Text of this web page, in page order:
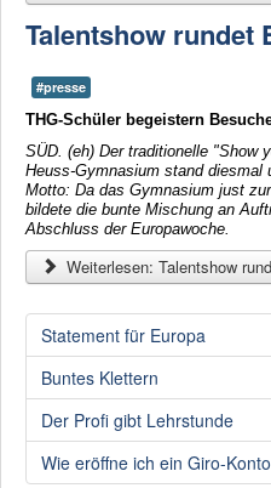
Talentshow rundet
#presse
THG-Schüler begeistern
SÜD. (eh) Der traditionelle "Show
Heuss-Gymnasium stand diesmal
Motto: Da das Gymnasium just
bildete die bunte Mischung an
Abschluss der Europawoche.
Weiterlesen: Talentshow
Statement für Europa
Buntes Klettern
Der Profi gibt Lehrstunde
Wie eröffne ich ein Giro-